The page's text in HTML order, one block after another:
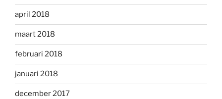
april 2018
maart 2018
februari 2018
januari 2018
december 2017